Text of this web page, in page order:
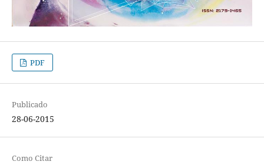
PDF
Publicado
28-06-2015
Como Citar